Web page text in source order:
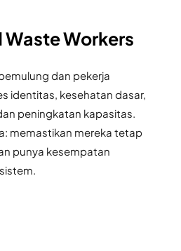
Workers
dan pekerja
identitas, kesehatan dasar,
peningkatan kapasitas.
memastikan mereka tetap
punya kesempatan